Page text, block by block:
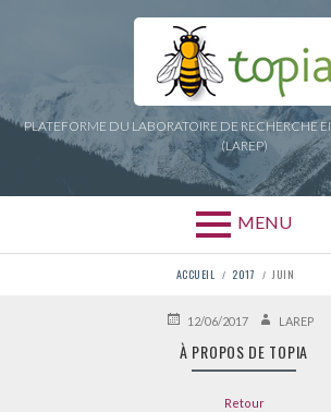
PLATEFORME DU LABORATOIRE DE RECHERCHE
(LAREP)
MENU
ACCUEIL 2017 JUIN
PUBLIÉ12/06/2017 AUTEUR
LAREP
À PROPOS DE TOPIA
Retour